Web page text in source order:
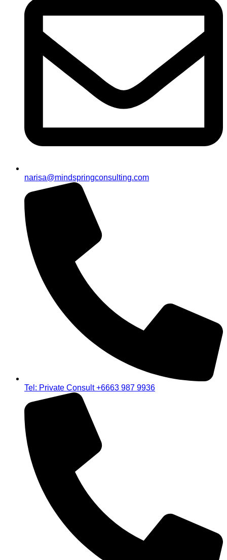
narisa@mindspringconsulting.com
Tel: Private Consult +6663 987 9936